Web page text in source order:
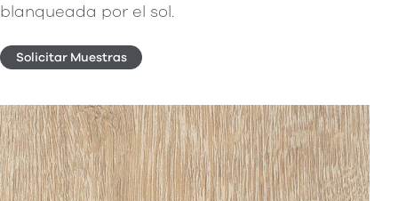
blanqueada por el sol.
Solicitar Muestras